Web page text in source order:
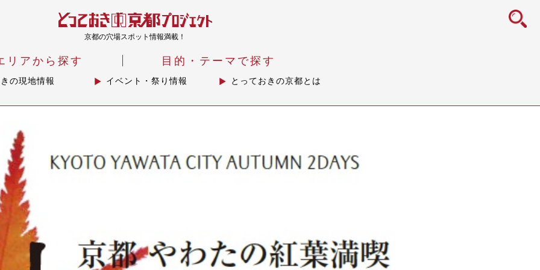
icon
京都の穴場スポット情報満載！
リアから探す 目的・テーマで探す
の現地情報 イベント・祭り情報 とっておきの京都とは